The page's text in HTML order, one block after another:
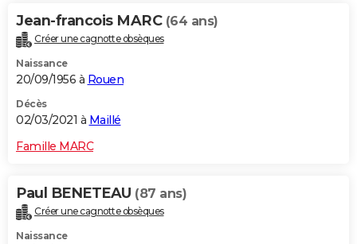
Jean-francois MARC (64 ans)
Créer une cagnotte obsèques
Naissance
20/09/1956 à Rouen
Décès
02/03/2021 à Maillé
Famille MARC
Paul BENETEAU (87 ans)
Créer une cagnotte obsèques
Naissance